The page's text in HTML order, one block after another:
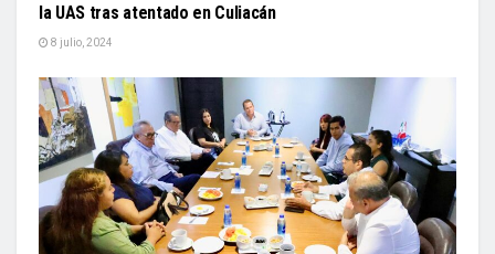
la UAS tras atentado en Culiacán
8 julio, 2024